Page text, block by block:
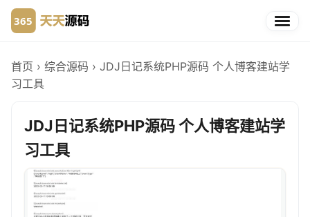
首页 › 综合源码 › JDJ日记系统PHP源码 个人博客建站学
习工具
JDJ日记系统PHP源码 个人博客建站学
习工具